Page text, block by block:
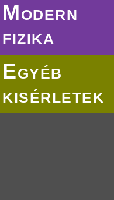
Modern
fizika
Egyéb
kisérletek